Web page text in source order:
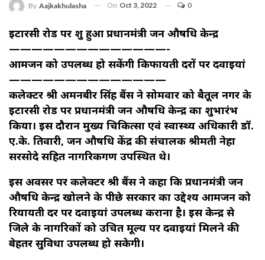
By Aajkakhulasha On Oct 3, 2022 0
इटारसी रोड पर शुरू हुआ प्रधानमंत्री जन औषधि केन्द्र
——————————————-
आमजन को उपलब्ध हो सकेंगी किफायती दरों पर दवाइयां
——————————————
कलेक्टर श्री अमनबीर सिंह बैंस ने सोमवार को बैतूल नगर के
इटारसी रोड पर प्रधानमंत्री जन औषधि केन्द्र का शुभारंभ
किया। इस दौरान मुख्य चिकित्सा एवं स्वास्थ्य अधिकारी डॉ.
ए.के. तिवारी, जन औषधि केंद्र की संचालक श्रीमती नेहा
सरसोदे सहित नागरिकगण उपस्थित थे।
इस अवसर पर कलेक्टर श्री बैंस ने कहा कि प्रधानमंत्री जन
औषधि केन्द्र खोलने के पीछे सरकार का उद्देश्य आमजन को
रियायती दर पर दवाइयां उपलब्ध कराना है। इस केन्द्र से
जिले के नागरिकों को उचित मूल्य पर दवाइयां मिलने की
बेहतर सुविधा उपलब्ध हो सकेगी।